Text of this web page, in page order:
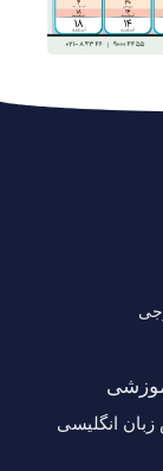
زبان انگلیسی